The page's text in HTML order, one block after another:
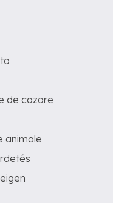
de cazare
animale